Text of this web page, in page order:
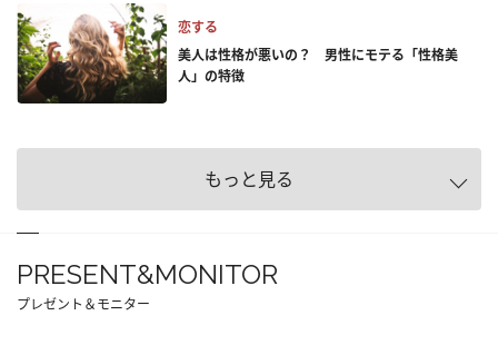
恋する
美人は性格が悪いの？ 男性にモテる「性格美
人」の特徴
もっと見る
PRESENT&MONITOR
プレゼント＆モニター